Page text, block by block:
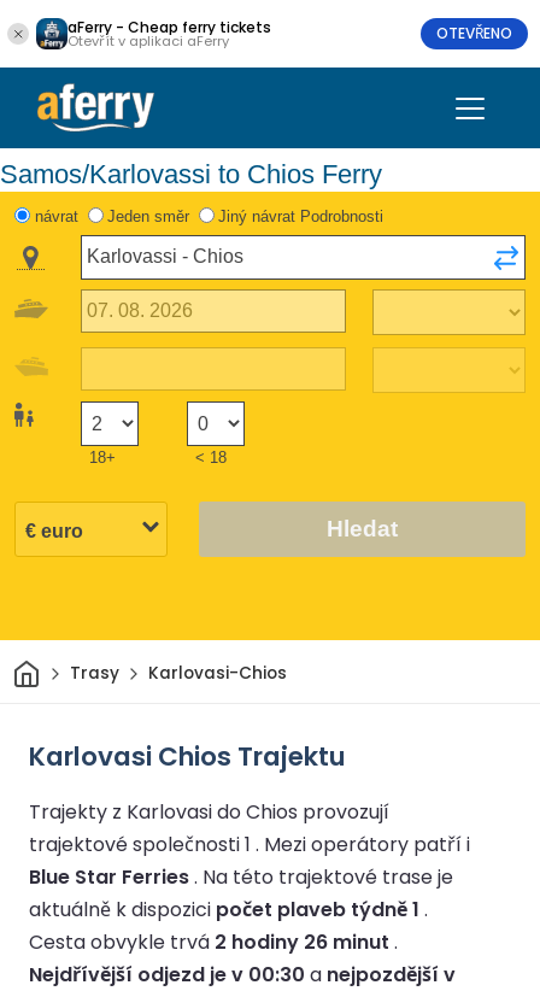
aFerry - Cheap ferry tickets
Otevřít v aplikaci aFerry OTEVŘENO
Samos/Karlovassi to Chios Ferry
návrat Jeden směr Jiný návrat Podrobnosti
18+ < 18
Hledat
Domov
Trasy Karlovasi-Chios
Karlovasi Chios Trajektu
Trajekty z Karlovasi do Chios provozují
trajektové společnosti 1 . Mezi operátory patří i
Blue Star Ferries. Na této trajektové trase je
aktuálně k dispozici počet plaveb týdně 1 .
Cesta obvykle trvá 2 hodiny 26 minut .
Nejdřívější odjezd je v 00:30 a nejpozdější v